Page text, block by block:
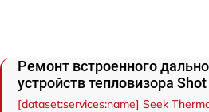
Ремонт встроенного
устройств тепловизора
[dataset:services:name] Seek